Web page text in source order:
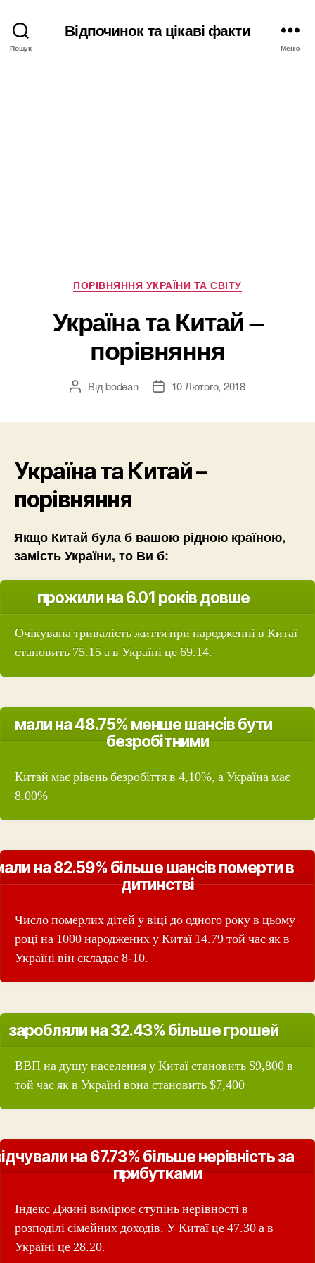
Пошук
Відпочинок та цікаві факти
Меню
Категорії
ПОРІВНЯННЯ УКРАЇНИ ТА СВІТУ
Україна та Китай –
порівняння
Автор
Відbodean
Дата10 Лютого, 2018
Україна та Китай –
порівняння
Якщо Китай була б вашою рідною країною,
замість України, то Ви б:
прожили на 6.01 років довше
Очікувана тривалість життя при народженні в Китаї
становить 75.15 а в Україні це 69.14.
мали на 48.75% менше шансів бути
безробітними
Китай має рівень безробіття в 4,10%, а Україна має
8.00%
на 82.59% більше шансів померти в
дитинстві
Число померлих дітей у віці до одного року в цьому
році на 1000 народжених у Китаї 14.79 той час як в
Україні він складає 8-10.
заробляли на 32.43% більше грошей
ВВП на душу населення у Китаї становить $9,800 в
той час як в Україні вона становить $7,400
на 67.73% більше нерівність за
прибутками
Індекс Джині вимірює ступінь нерівності в
розподілі сімейних доходів. У Китаї це 47.30 а в
Україні це 28.20.